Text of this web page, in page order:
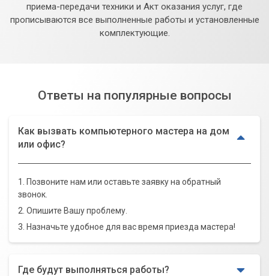
приема-передачи техники и Акт оказания услуг, где
прописываются все выполненные работы и установленные
комплектующие.
Ответы на популярные вопросы
Как вызвать компьютерного мастера на дом
или офис?
1. Позвоните нам или оставьте заявку на обратный
звонок.
2. Опишите Вашу проблему.
3. Назначьте удобное для вас время приезда мастера!
Где будут выполняться работы?